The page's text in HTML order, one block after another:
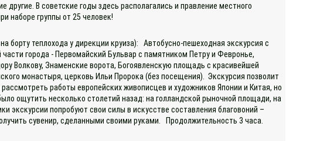
В советские годы здесь располагались и правление местного
наборе группы от 25 человек!
борту теплохода у дирекции круиза): Автобусно-пешеходная экскурсия с
города - Первомайский Бульвар с памятником Петру и Февронье,
Волкову, Знаменские ворота, Богоявленскую площадь с красивейшей
монастыря, церковь Ильи Пророка (без посещения). Экскурсия позволит
работы европейских живописцев и художников Японии и Китая, но
ощутить несколько столетий назад: на голландской рыночной площади, на
экскурсии попробуют свои силы в искусстве составления благовоний –
сувенир, сделанными своими руками. Продолжительность 3 часа.